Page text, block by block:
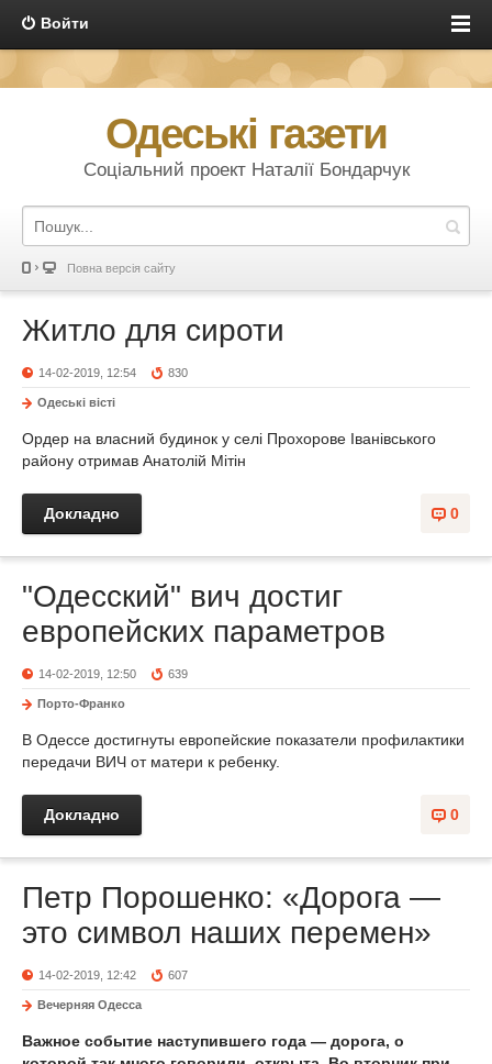
Войти
Одеські газети
Соціальний проект Наталії Бондарчук
Повна версія сайту
Житло для сироти
14-02-2019, 12:54 830
Одеськi вiстi
Ордер на власний будинок у селі Прохорове Іванівського
району отримав Анатолій Мітін
0
Докладно
"Одесский" вич достиг
европейских параметров
14-02-2019, 12:50 639
Порто-Франко
В Одессе достигнуты европейские показатели профилактики
передачи ВИЧ от матери к ребенку.
0
Докладно
Петр Порошенко: «Дорога —
это символ наших перемен»
14-02-2019, 12:42 607
Вечерняя Одесса
Важное событие наступившего года — дорога, о